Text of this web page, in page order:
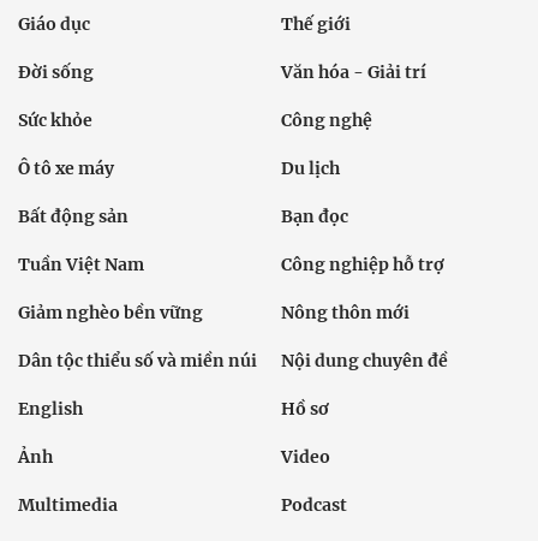
Giáo dục Thế giới
Đời sống Văn hóa - Giải trí
Sức khỏe Công nghệ
Ô tô xe máy Du lịch
Bất động sản Bạn đọc
Tuần Việt Nam Công nghiệp hỗ trợ
Giảm nghèo bền vững Nông thôn mới
Dân tộc thiểu số và miền núi Nội dung chuyên đề
English Hồ sơ
Ảnh Video
Multimedia Podcast